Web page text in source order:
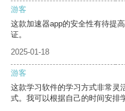
游客
这款加速器app的安全性有待提
证。
2025-01-18
游客
这款学习软件的学习方式非常灵
式。我可以根据自己的时间安排